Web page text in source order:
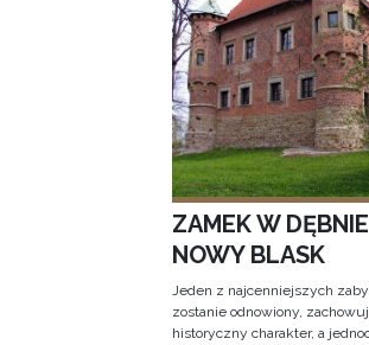
ZAMEK W
NOWY BLASK
Jeden z najcenniejszych
zostanie odnowiony,
historyczny charakter, a